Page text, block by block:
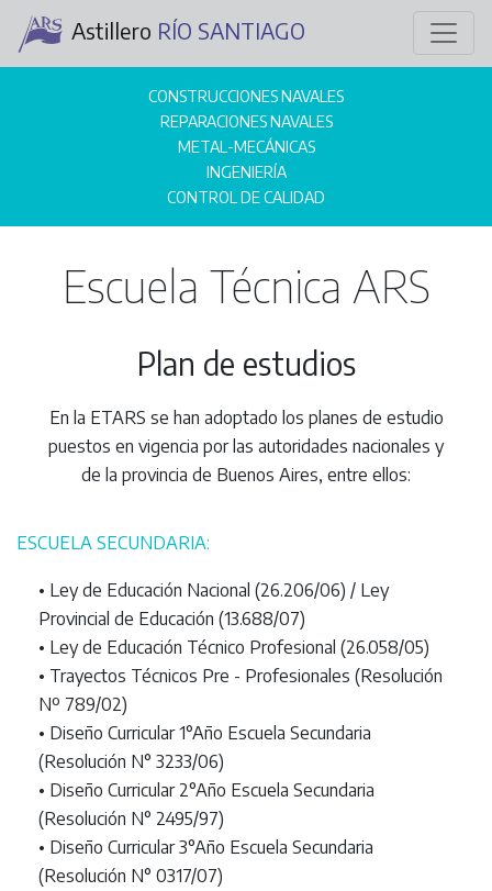
Astillero RÍO SANTIAGO
CONSTRUCCIONES NAVALES
REPARACIONES NAVALES
METAL-MECÁNICAS
INGENIERÍA
CONTROL DE CALIDAD
Escuela Técnica ARS
Plan de estudios
En la ETARS se han adoptado los planes de estudio
puestos en vigencia por las autoridades nacionales y
de la provincia de Buenos Aires, entre ellos:
ESCUELA SECUNDARIA:
• Ley de Educación Nacional (26.206/06) / Ley
Provincial de Educación (13.688/07)
• Ley de Educación Técnico Profesional (26.058/05)
• Trayectos Técnicos Pre - Profesionales (Resolución
Nº 789/02)
• Diseño Curricular 1°Año Escuela Secundaria
(Resolución N° 3233/06)
• Diseño Curricular 2°Año Escuela Secundaria
(Resolución N° 2495/97)
• Diseño Curricular 3°Año Escuela Secundaria
(Resolución N° 0317/07)